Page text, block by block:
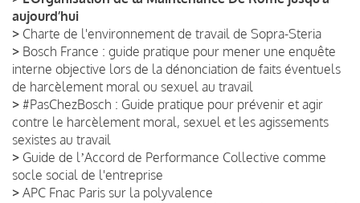
aujourd’hui
> Charte de l'environnement de travail de Sopra-Steria
> Bosch France : guide pratique pour mener une enquête
interne objective lors de la dénonciation de faits éventuels
de harcèlement moral ou sexuel au travail
> #PasChezBosch : Guide pratique pour prévenir et agir
contre le harcèlement moral, sexuel et les agissements
sexistes au travail
> Guide de lʼAccord de Performance Collective comme
socle social de l'entreprise
> APC Fnac Paris sur la polyvalence